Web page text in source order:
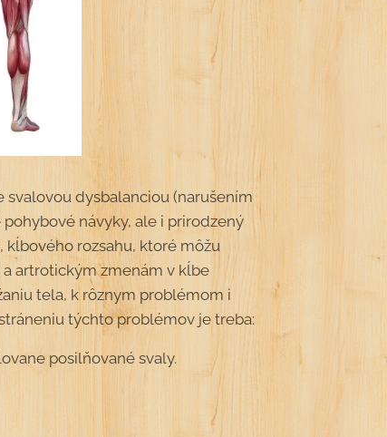
svalovou dysbalanciou (narušením
návyky, ale i prirodzený
kĺbového rozsahu, ktoré môžu
artrotickým zmenám v kĺbe
tela, k rôznym problémom i
týchto problémov je treba:
posilňované svaly.